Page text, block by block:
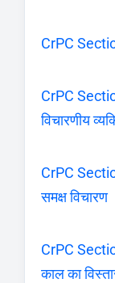
CrPC
CrPC
विचारणीय
CrPC
समक्ष विचारण
CrPC
काल का